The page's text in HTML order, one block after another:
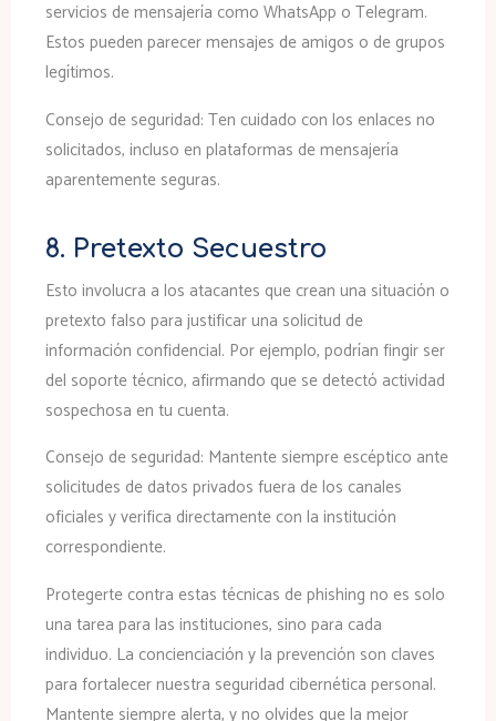
servicios de mensajería como WhatsApp o Telegram.
Estos pueden parecer mensajes de amigos o de grupos
legítimos.
Consejo de seguridad: Ten cuidado con los enlaces no
solicitados, incluso en plataformas de mensajería
aparentemente seguras.
8. Pretexto Secuestro
Esto involucra a los atacantes que crean una situación o
pretexto falso para justificar una solicitud de
información confidencial. Por ejemplo, podrían fingir ser
del soporte técnico, afirmando que se detectó actividad
sospechosa en tu cuenta.
Consejo de seguridad: Mantente siempre escéptico ante
solicitudes de datos privados fuera de los canales
oficiales y verifica directamente con la institución
correspondiente.
Protegerte contra estas técnicas de phishing no es solo
una tarea para las instituciones, sino para cada
individuo. La concienciación y la prevención son claves
para fortalecer nuestra seguridad cibernética personal.
Mantente siempre alerta, y no olvides que la mejor